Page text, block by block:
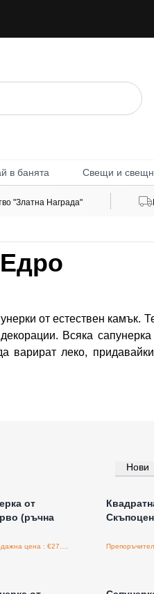
в банята Свещи и
"Златна Награда"
от естествен камък.
Всяка
леко,
Нови
от
(ръчна